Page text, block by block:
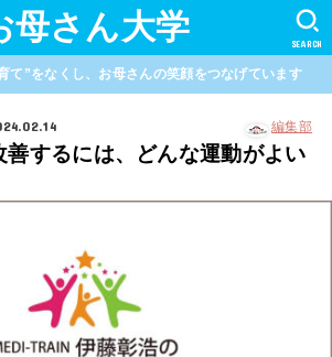
母さん大学 SEARCH
て”をなくし、お母さんの笑顔をつなげています
編集部
善するには、どんな運動がよい